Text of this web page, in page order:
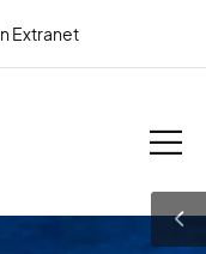
Extranet